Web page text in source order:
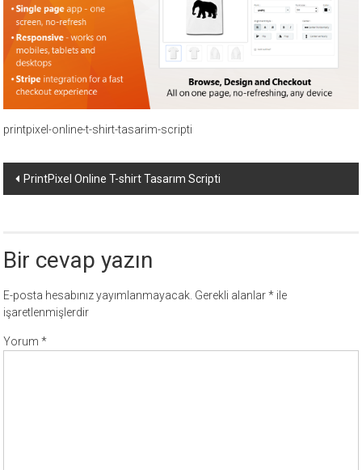
ücretli
temalar,
wordpress
temaları,
php
temaları,
theme
sitesi.
printpixel-online-t-shirt-tasarim-scripti
Yazı
PrintPixel Online T-shirt Tasarım Scripti
Bir cevap yazın
E-posta hesabınız yayımlanmayacak. Gerekli alanlar* ile
işaretlenmişlerdir
Yorum*